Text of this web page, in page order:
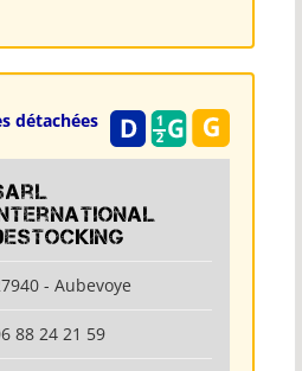
détachées
- Aubevoye
88 24 21 59